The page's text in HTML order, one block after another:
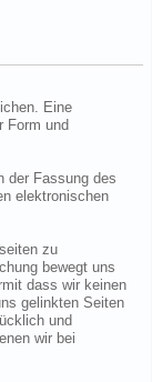
Eine
Form und
der Fassung des
elektronischen
zu
bewegt uns
dass wir keinen
gelinkten Seiten
und
wir bei